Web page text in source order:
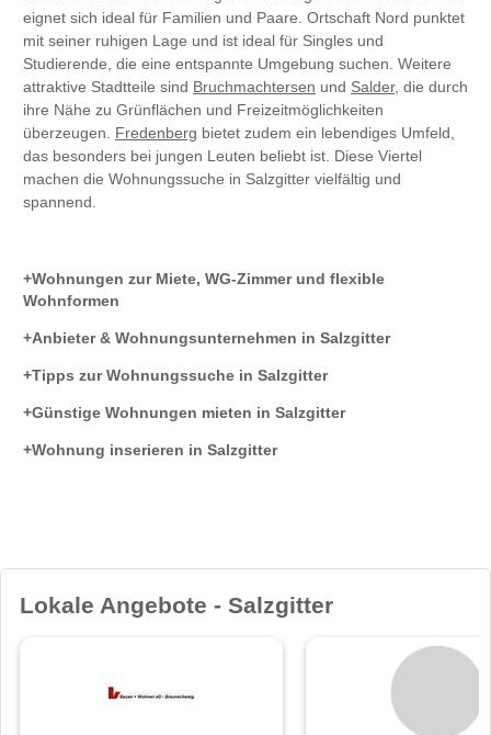
eignet sich ideal für Familien und Paare. Ortschaft Nord punktet
mit seiner ruhigen Lage und ist ideal für Singles und
Studierende, die eine entspannte Umgebung suchen. Weitere
attraktive Stadtteile sind Bruchmachtersen und Salder, die durch
ihre Nähe zu Grünflächen und Freizeitmöglichkeiten
überzeugen. Fredenberg bietet zudem ein lebendiges Umfeld,
das besonders bei jungen Leuten beliebt ist. Diese Viertel
machen die Wohnungssuche in Salzgitter vielfältig und
spannend.
Wohnungen zur Miete, WG-Zimmer und flexible
Wohnformen
Anbieter & Wohnungsunternehmen in Salzgitter
Tipps zur Wohnungssuche in Salzgitter
Günstige Wohnungen mieten in Salzgitter
Wohnung inserieren in Salzgitter
Lokale Angebote - Salzgitter